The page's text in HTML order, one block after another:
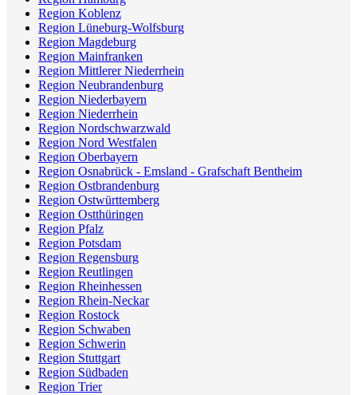
Region Koblenz
Region Lüneburg-Wolfsburg
Region Magdeburg
Region Mainfranken
Region Mittlerer Niederrhein
Region Neubrandenburg
Region Niederbayern
Region Niederrhein
Region Nordschwarzwald
Region Nord Westfalen
Region Oberbayern
Region Osnabrück - Emsland - Grafschaft Bentheim
Region Ostbrandenburg
Region Ostwürttemberg
Region Ostthüringen
Region Pfalz
Region Potsdam
Region Regensburg
Region Reutlingen
Region Rheinhessen
Region Rhein-Neckar
Region Rostock
Region Schwaben
Region Schwerin
Region Stuttgart
Region Südbaden
Region Trier